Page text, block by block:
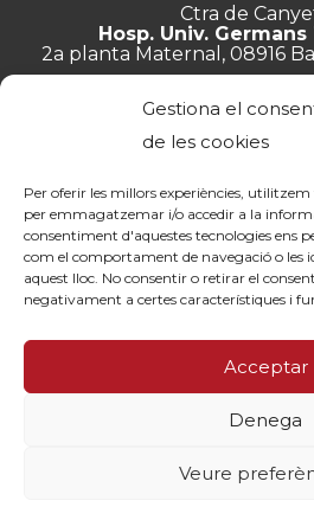
Gestiona el
de les cookies
Per oferir les millors experiències,
per emmagatzemar i/o accedir a la
consentiment d'aquestes tecnologies ens
com el comportament de navegació o les
aquest lloc. No consentir o retirar el
negativament a certes característiques i
Acceptar
Denega
Veure
Ctra de
Hosp. Univ.
2a planta Maternal, 08916
Treballa amb
Canal de
Contacte
privacitat· Política